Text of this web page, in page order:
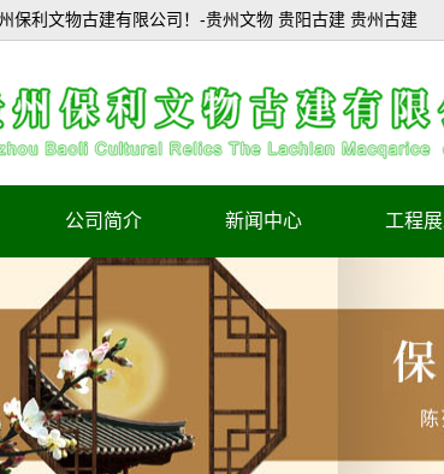
保利文物古建有限公司！-贵州文物 贵阳古建 贵州古建
公司简介
企业简介
新闻中心
公司新闻
行业新闻
工程
古建施
正在施
工程造价